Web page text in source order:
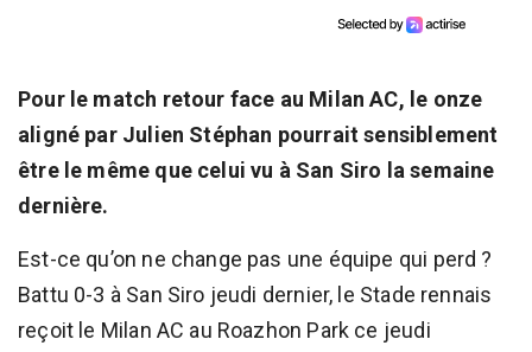
Pour le match retour face au Milan AC, le onze
aligné par Julien Stéphan pourrait sensiblement
être le même que celui vu à San Siro la semaine
dernière.
Est-ce qu’on ne change pas une équipe qui perd ?
Battu 0-3 à San Siro jeudi dernier, le Stade rennais
reçoit le Milan AC au Roazhon Park ce jeudi